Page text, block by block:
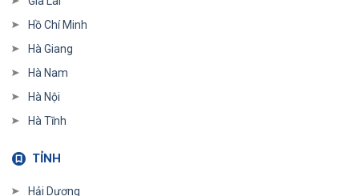
Hồ Chí Minh
Hà Giang
Hà Nam
Hà Nội
Hà Tĩnh
TỈNH
Hải Dương